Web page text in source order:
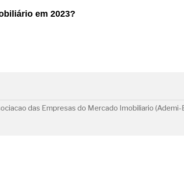
em 2023?
das Empresas do Mercado Imobiliario